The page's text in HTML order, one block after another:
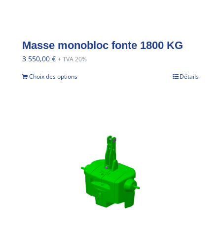
Masse monobloc fonte 1800 KG
3 550,00 € + TVA 20%
Choix des options Détails